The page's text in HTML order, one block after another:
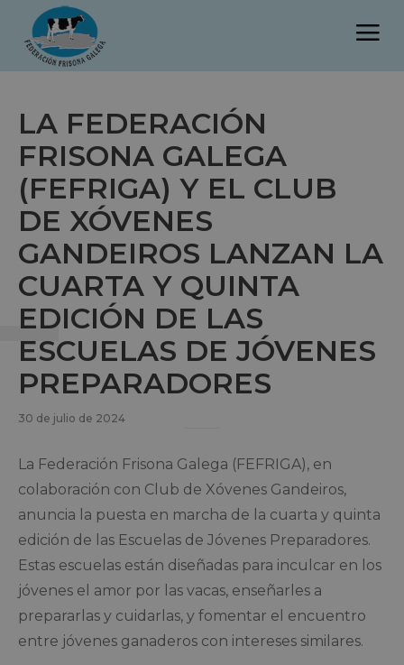
LA FEDERACIÓN
FRISONA GALEGA
(FEFRIGA) Y EL CLUB
DE XÓVENES
GANDEIROS LANZAN LA
CUARTA Y QUINTA
EDICIÓN DE LAS
ESCUELAS DE JÓVENES
PREPARADORES
30 de julio de 2024
La Federación Frisona Galega (FEFRIGA), en
colaboración con Club de Xóvenes Gandeiros,
anuncia la puesta en marcha de la cuarta y quinta
edición de las Escuelas de Jóvenes Preparadores.
Estas escuelas están diseñadas para inculcar en los
jóvenes el amor por las vacas, enseñarles a
prepararlas y cuidarlas, y fomentar el encuentro
entre jóvenes ganaderos con intereses similares.